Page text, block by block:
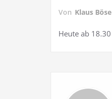
Von Klaus Böse
Heute ab